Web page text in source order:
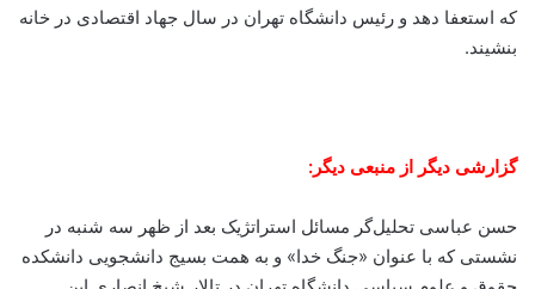
که استعفا دهد و رئیس دانشگاه تهران در سال جهاد اقتصادی در خانه
بنشیند.
گزارشی دیگر از منبعی دیگر:
حسن عباسی تحلیل‌گر مسائل استراتژیک بعد از ظهر سه شنبه در
نشستی که با عنوان «جنگ خدا» و به همت بسیج دانشجویی دانشکده